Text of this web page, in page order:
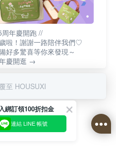
周年慶開跑 //
啦！謝謝一路陪伴我們♡
好多驚喜等你來發現～
慶開逛 →
至 HOUSUXI
綁訂領100折扣金
連結 LINE 帳號